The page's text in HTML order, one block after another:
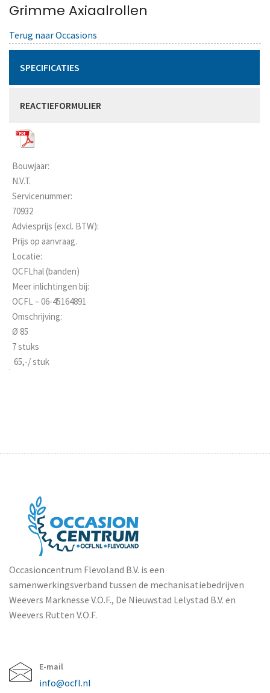
Grimme Axiaalrollen
Terug naar Occasions
SPECIFICATIES
REACTIEFORMULIER
Bouwjaar:
N.V.T.
Servicenummer:
70932
Adviesprijs (excl. BTW):
Prijs op aanvraag.
Locatie:
OCFLhal (banden)
Meer inlichtingen bij:
OCFL – 06-45164891
Omschrijving:
Ø 85
7 stuks
 65,-/ stuk
Occasioncentrum Flevoland B.V. is een
samenwerkingsverband tussen de mechanisatiebedrijven
Weevers Marknesse V.O.F., De Nieuwstad Lelystad B.V. en
Weevers Rutten V.O.F.
E-mail
info@ocfl.nl